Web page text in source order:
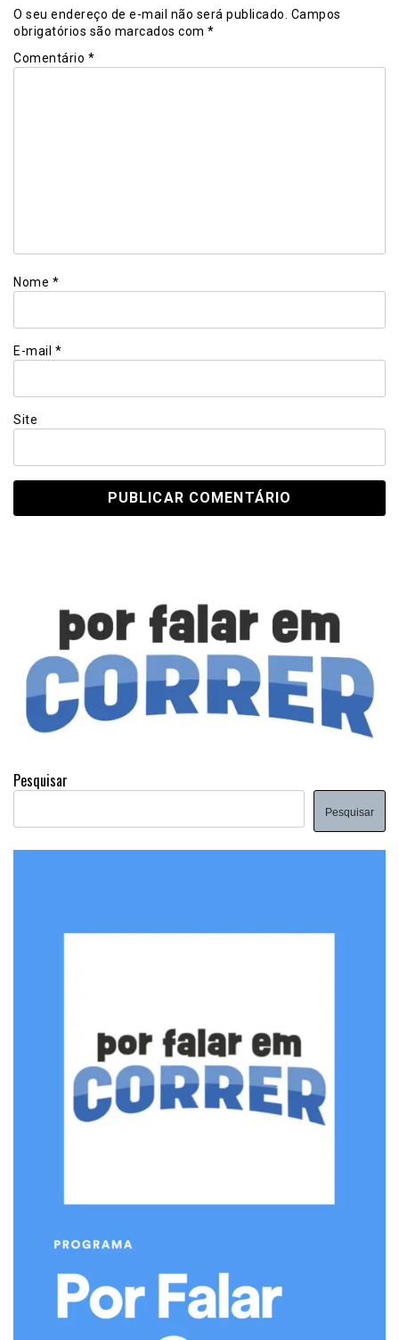
O seu endereço de e-mail não será publicado. Campos
obrigatórios são marcados com *
Comentário *
Nome *
E-mail *
Site
Pesquisar
Pesquisar